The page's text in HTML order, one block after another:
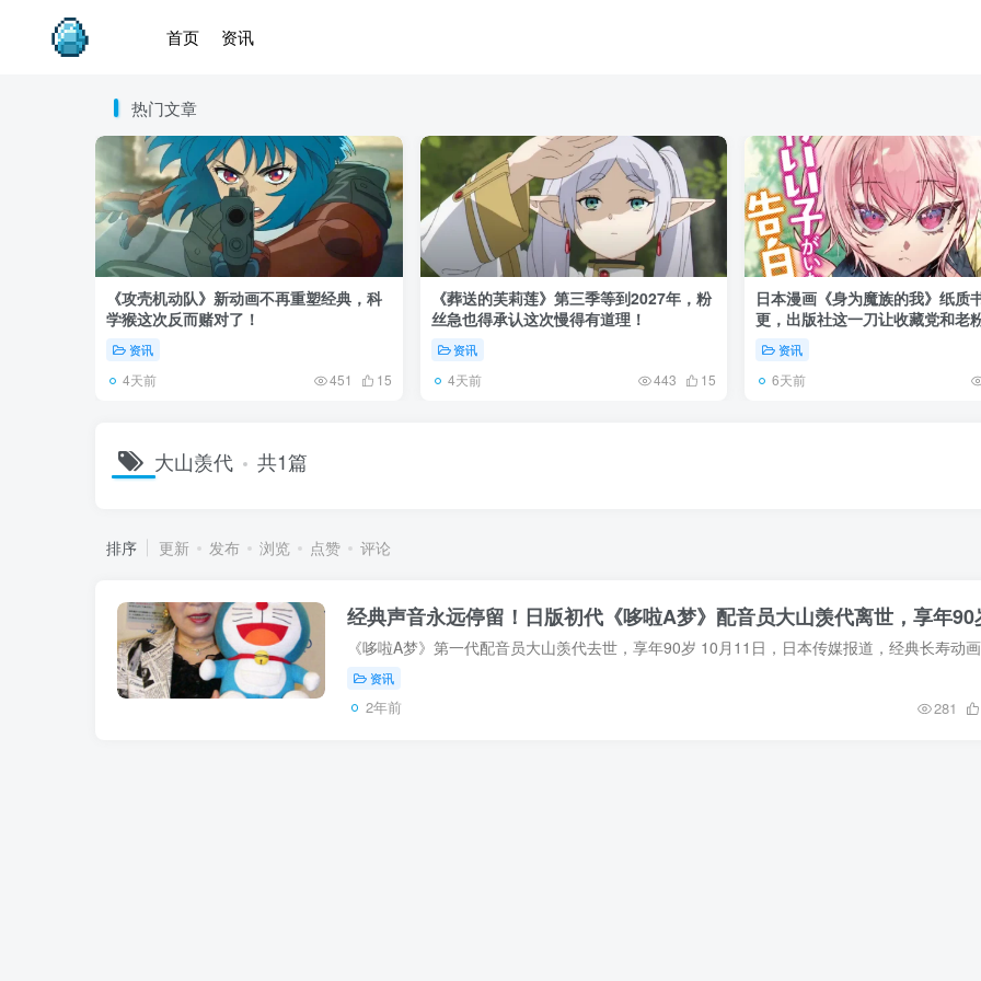
首页 资讯
热门文章
《攻壳机动队》新动画不再重塑经典，科
学猴这次反而赌对了！
资讯
4天前 451 15
《葬送的芙莉莲》第三季等到2027年，粉
丝急也得承认这次慢得有道理！
资讯
4天前 443 15
日本漫画《身为魔族的我》纸质
更，出版社这一刀让收藏党和老
了起来！
资讯
6天前
大山羡代 共1篇
排序 更新 发布 浏览 点赞 评论
经典声音永远停留！日版初代《哆啦A梦》配音员大山羡代离世，享年90
资讯
2年前 281